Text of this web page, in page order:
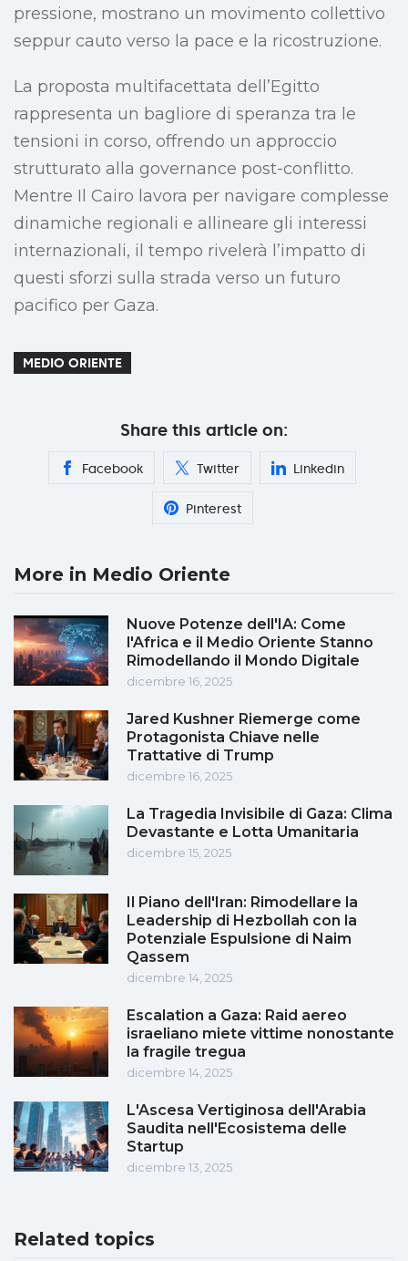
pressione, mostrano un movimento collettivo
seppur cauto verso la pace e la ricostruzione.
La proposta multifacettata dell’Egitto
rappresenta un bagliore di speranza tra le
tensioni in corso, offrendo un approccio
strutturato alla governance post-conflitto.
Mentre Il Cairo lavora per navigare complesse
dinamiche regionali e allineare gli interessi
internazionali, il tempo rivelerà l’impatto di
questi sforzi sulla strada verso un futuro
pacifico per Gaza.
MEDIO ORIENTE
Share this article on:
Facebook Twitter Linkedin
Pinterest
More in Medio Oriente
Nuove Potenze dell'IA: Come
l'Africa e il Medio Oriente Stanno
Rimodellando il Mondo Digitale
dicembre 16, 2025
Jared Kushner Riemerge come
Protagonista Chiave nelle
Trattative di Trump
dicembre 16, 2025
La Tragedia Invisibile di Gaza: Clima
Devastante e Lotta Umanitaria
dicembre 15, 2025
Il Piano dell'Iran: Rimodellare la
Leadership di Hezbollah con la
Potenziale Espulsione di Naim
Qassem
dicembre 14, 2025
Escalation a Gaza: Raid aereo
israeliano miete vittime nonostante
la fragile tregua
dicembre 14, 2025
L'Ascesa Vertiginosa dell'Arabia
Saudita nell'Ecosistema delle
Startup
dicembre 13, 2025
Related topics